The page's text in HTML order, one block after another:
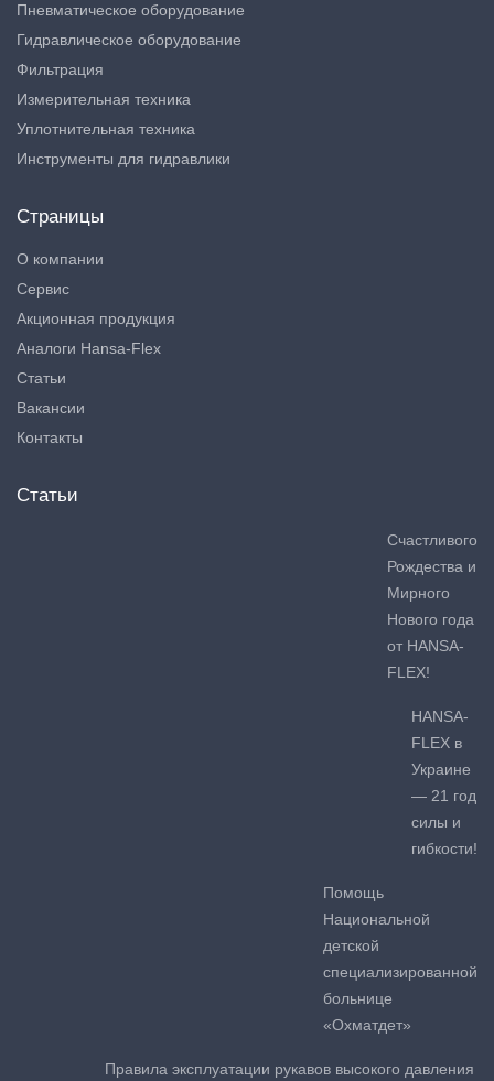
Пневматическое оборудование
Гидравлическое оборудование
Фильтрация
Измерительная техника
Уплотнительная техника
Инструменты для гидравлики
Страницы
О компании
Сервис
Акционная продукция
Аналоги Hansa-Flex
Статьи
Вакансии
Контакты
Статьи
Счастливого
Рождества и
Мирного
Нового года
от HANSA-
FLEX!
HANSA-
FLEX в
Украине
— 21 год
силы и
гибкости!
Помощь
Национальной
детской
специализированной
больнице
«Охматдет»
Правила эксплуатации рукавов высокого давления